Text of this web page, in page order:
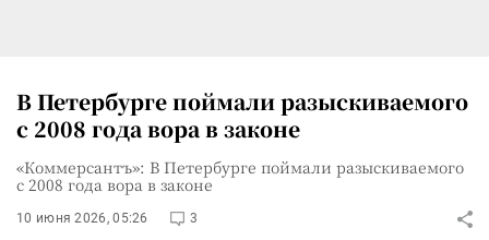
В Петербурге поймали разыскиваемого
с 2008 года вора в законе
«Коммерсантъ»: В Петербурге поймали разыскиваемого
с 2008 года вора в законе
10 июня 2026, 05:26 3